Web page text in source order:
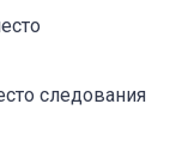
следования